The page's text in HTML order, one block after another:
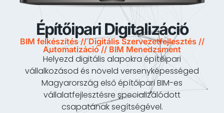
Építőipari Digitalizáció
BIM felkészítés // Digitális Szervezetfejlesztés //
Automatizáció // BIM Menedzsment
Helyezd digitális alapokra építőipari
vállalkozásod és növeld versenyképességed
Magyarország első építőipari BIM-es
vállalatfejlesztésre specializálódott
csapatának segítségével.